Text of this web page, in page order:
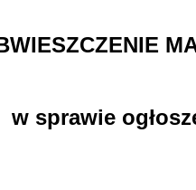
w sprawie